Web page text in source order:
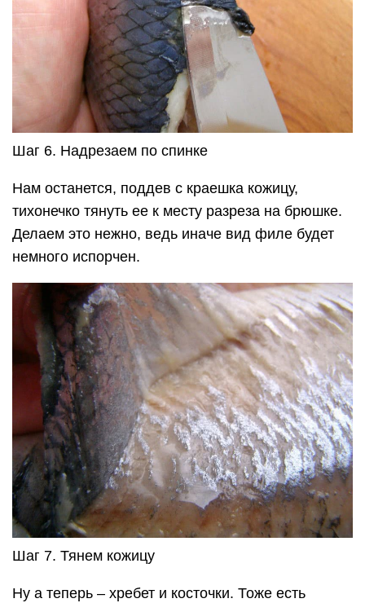
Шаг 6. Надрезаем по спинке
Нам останется, поддев с краешка кожицу,
тихонечко тянуть ее к месту разреза на брюшке.
Делаем это нежно, ведь иначе вид филе будет
немного испорчен.
Шаг 7. Тянем кожицу
Ну а теперь – хребет и косточки. Тоже есть